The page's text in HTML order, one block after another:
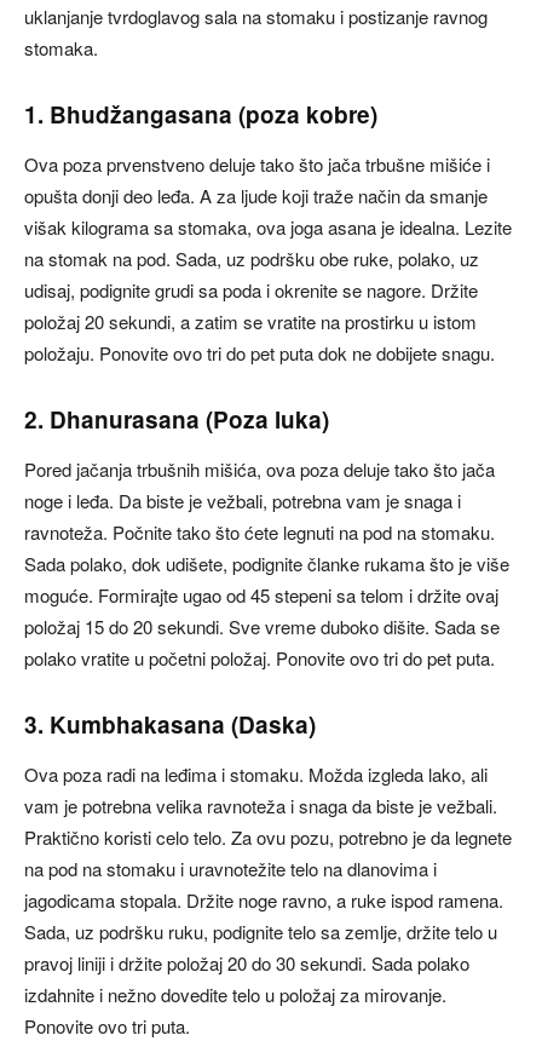
uklanjanje tvrdoglavog sala na stomaku i postizanje ravnog
stomaka.
1. Bhudžangasana (poza kobre)
Ova poza prvenstveno deluje tako što jača trbušne mišiće i
opušta donji deo leđa. A za ljude koji traže način da smanje
višak kilograma sa stomaka, ova joga asana je idealna. Lezite
na stomak na pod. Sada, uz podršku obe ruke, polako, uz
udisaj, podignite grudi sa poda i okrenite se nagore. Držite
položaj 20 sekundi, a zatim se vratite na prostirku u istom
položaju. Ponovite ovo tri do pet puta dok ne dobijete snagu.
2. Dhanurasana (Poza luka)
Pored jačanja trbušnih mišića, ova poza deluje tako što jača
noge i leđa. Da biste je vežbali, potrebna vam je snaga i
ravnoteža. Počnite tako što ćete legnuti na pod na stomaku.
Sada polako, dok udišete, podignite članke rukama što je više
moguće. Formirajte ugao od 45 stepeni sa telom i držite ovaj
položaj 15 do 20 sekundi. Sve vreme duboko dišite. Sada se
polako vratite u početni položaj. Ponovite ovo tri do pet puta.
3. Kumbhakasana (Daska)
Ova poza radi na leđima i stomaku. Možda izgleda lako, ali
vam je potrebna velika ravnoteža i snaga da biste je vežbali.
Praktično koristi celo telo. Za ovu pozu, potrebno je da legnete
na pod na stomaku i uravnotežite telo na dlanovima i
jagodicama stopala. Držite noge ravno, a ruke ispod ramena.
Sada, uz podršku ruku, podignite telo sa zemlje, držite telo u
pravoj liniji i držite položaj 20 do 30 sekundi. Sada polako
izdahnite i nežno dovedite telo u položaj za mirovanje.
Ponovite ovo tri puta.